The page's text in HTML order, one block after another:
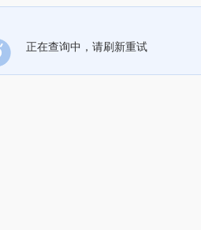
正在查询中，请刷新重试